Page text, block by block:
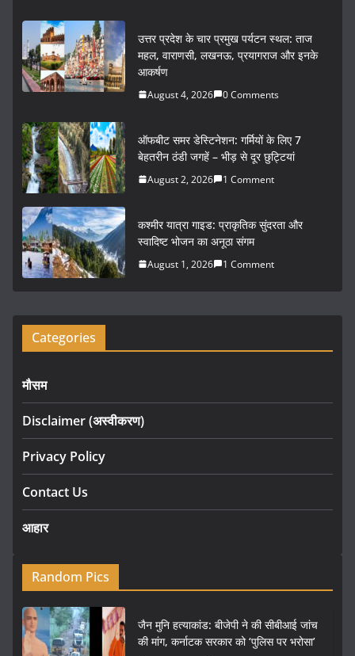
c
e
b
o
k
itt
er
ai
l
ar
e
उत्तर प्रदेश के चार प्रमुख पर्यटन स्थल: ताज
महल, वाराणसी, लखनऊ, प्रयागराज और इनके
आकर्षण
August 4, 2026 0 Comments
ऑफबीट समर डेस्टिनेशन: गर्मियों के लिए 7
बेहतरीन ठंडी जगहें – भीड़ से दूर छुट्टियां
August 2, 2026 1 Comment
कश्मीर यात्रा गाइड: प्राकृतिक सुंदरता और
स्वादिष्ट भोजन का अनूठा संगम
August 1, 2026 1 Comment
Categories
मौसम
Disclaimer (अस्वीकरण)
Privacy Policy
Contact Us
आहार
Random Pics
जैन मुनि हत्याकांड: बीजेपी ने की सीबीआई जांच
की मांग, कर्नाटक सरकार को ‘पुलिस पर भरोसा’